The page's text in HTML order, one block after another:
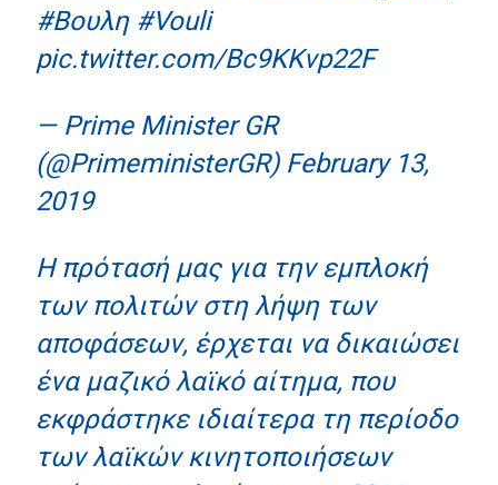
#Βουλη #Vouli
pic.twitter.com/Bc9KKvp22F
— Prime Minister GR
(@PrimeministerGR) February 13,
2019
Η πρότασή μας για την εμπλοκή
των πολιτών στη λήψη των
αποφάσεων, έρχεται να δικαιώσει
ένα μαζικό λαϊκό αίτημα, που
εκφράστηκε ιδιαίτερα τη περίοδο
των λαϊκών κινητοποιήσεων